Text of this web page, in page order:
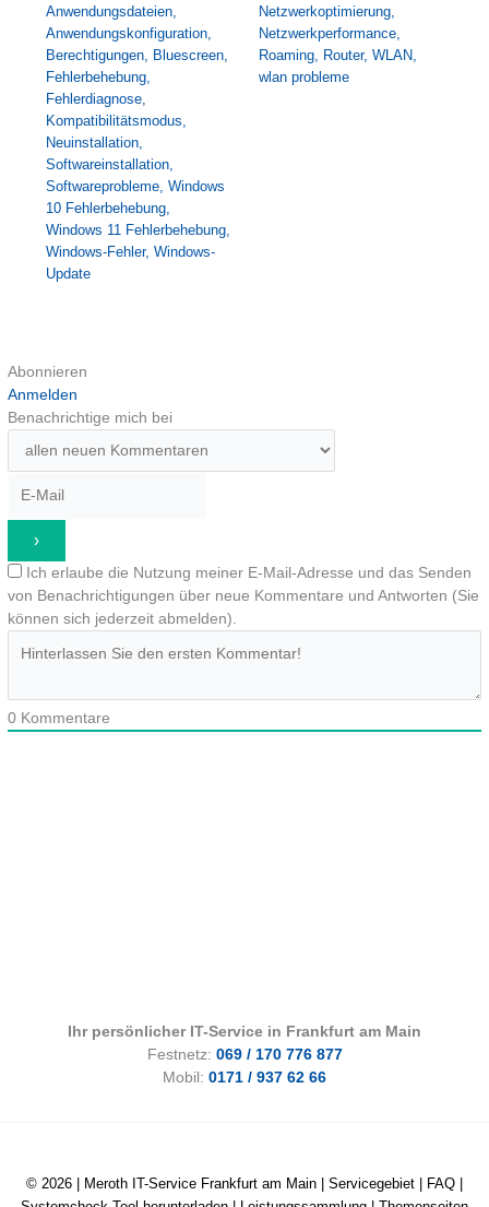
Anwendungsdateien,
Anwendungskonfiguration,
Berechtigungen, Bluescreen,
Fehlerbehebung,
Fehlerdiagnose,
Kompatibilitätsmodus,
Neuinstallation,
Softwareinstallation,
Softwareprobleme, Windows
10 Fehlerbehebung,
Windows 11 Fehlerbehebung,
Windows-Fehler, Windows-
Update
Netzwerkoptimierung,
Netzwerkperformance,
Roaming, Router, WLAN,
wlan probleme
Abonnieren
Anmelden
Benachrichtige mich bei
Ich erlaube die Nutzung meiner E-Mail-Adresse und das Senden
von Benachrichtigungen über neue Kommentare und Antworten (Sie
können sich jederzeit abmelden).
0 Kommentare
Ihr persönlicher IT-Service in Frankfurt am Main
Festnetz: 069 / 170 776 877
Mobil: 0171 / 937 62 66
© 2026 | Meroth IT-Service Frankfurt am Main Servicegebiet FAQ